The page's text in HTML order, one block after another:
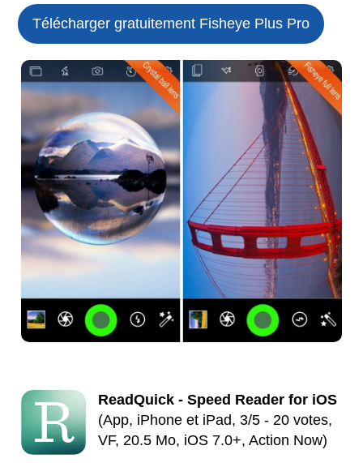
Télécharger gratuitement Fisheye Plus Pro
ReadQuick - Speed Reader for iOS
(App, iPhone et iPad, 3/5 - 20 votes,
VF, 20.5 Mo, iOS 7.0+, Action Now)